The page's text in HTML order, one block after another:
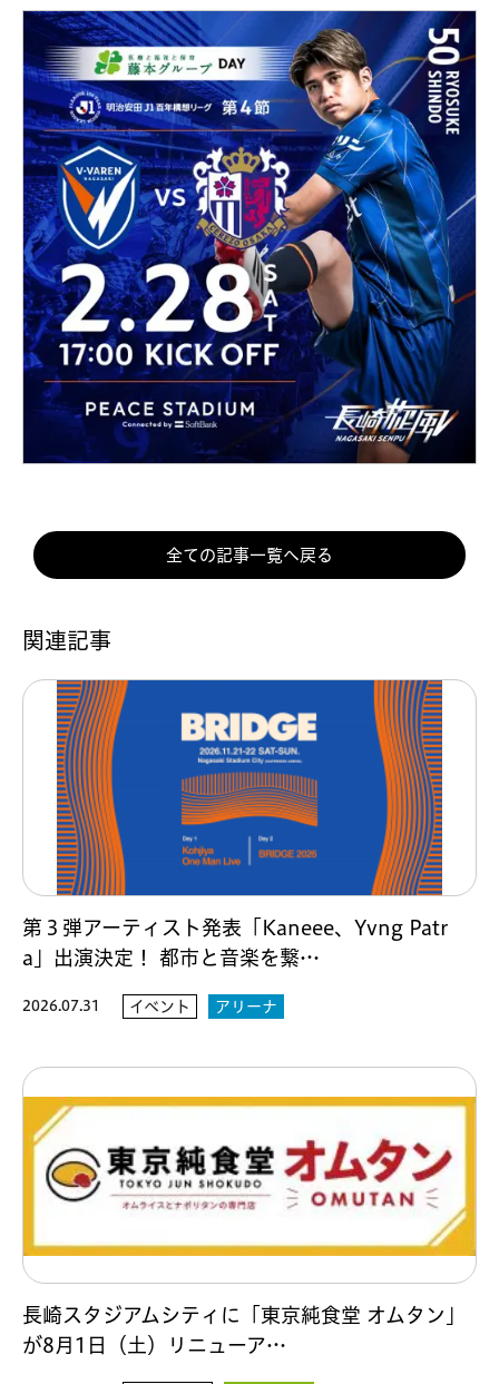
全ての記事一覧へ戻る
関連記事
第３弾アーティスト発表「Kaneee、Yvng Patr
a」出演決定！ 都市と音楽を繋…
2026.07.31 イベント アリーナ
長崎スタジアムシティに「東京純食堂 オムタン」
が8月1日（土）リニューア…